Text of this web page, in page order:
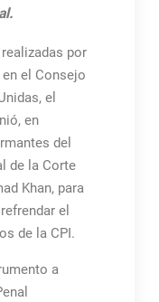
por
el Consejo
el
en
del
de la Corte
Khan, para
el
de la CPI.
a